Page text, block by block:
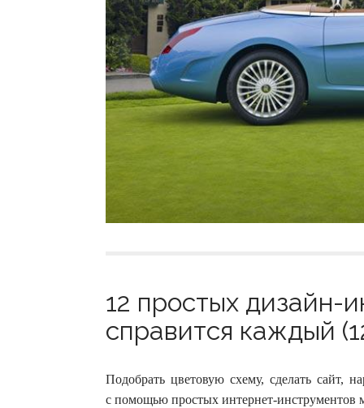
12 простых дизайн-
справится каждый
Подобрать цветовую схему, сделать сайт,
с помощью простых интернет-инструментов